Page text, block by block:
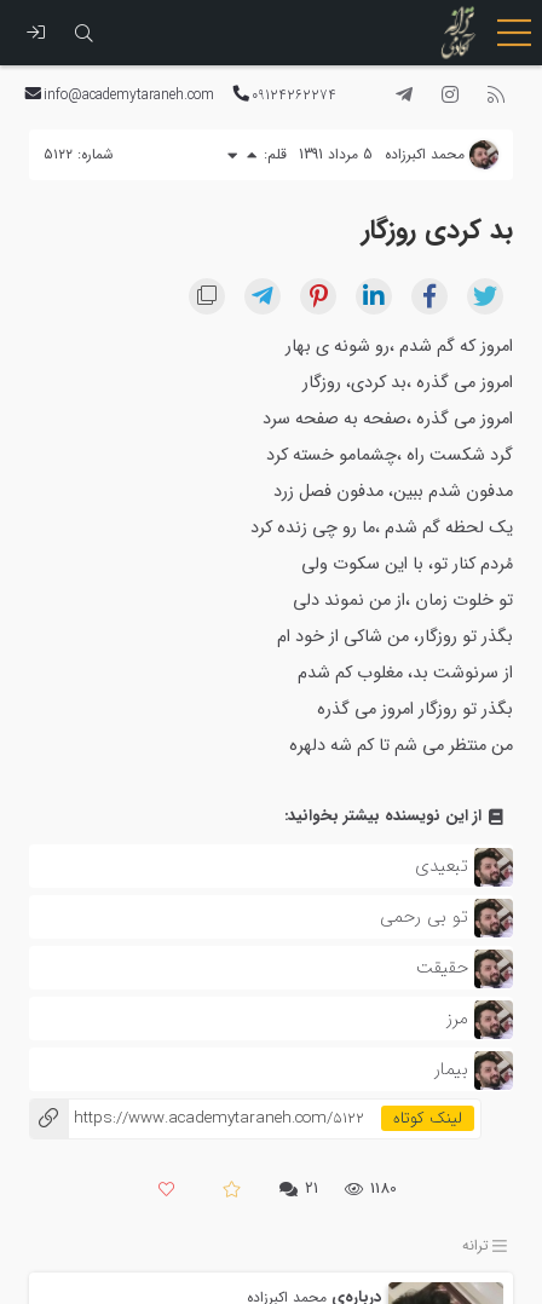
رفتن
به
09124262274
info@academytaraneh.com
محمد اکبرزاده 5 مرداد 1391 قلم: شماره: ۵۱۲۲
بد کردی روزگار
امروز که گم شدم ،رو شونه ی بهار
امروز می گذره ،بد کردی، روزگار
امروز می گذره ،صفحه به صفحه سرد
گرد شکست راه ،چشمامو خسته کرد
مدفون شدم ببین، مدفون فصل زرد
یک لحظه گم شدم ،ما رو چی زنده کرد
مُردم کنار تو، با این سکوت ولی
تو خلوت زمان ،از من نموند دلی
بگذر تو روزگار، من شاکی از خود ام
از سرنوشت بد، مغلوب کم شدم
بگذر تو روزگار امروز می گذره
من منتظر می شم تا کم شه دلهره
از این نویسنده بیشتر بخوانید:
تبعیدی
تو بی رحمی
حقیقت
مرز
بیمار
https://www.academytaraneh.com/5122
1180 ۲۱
ترانه
درباره‌ی محمد اکبرزاده